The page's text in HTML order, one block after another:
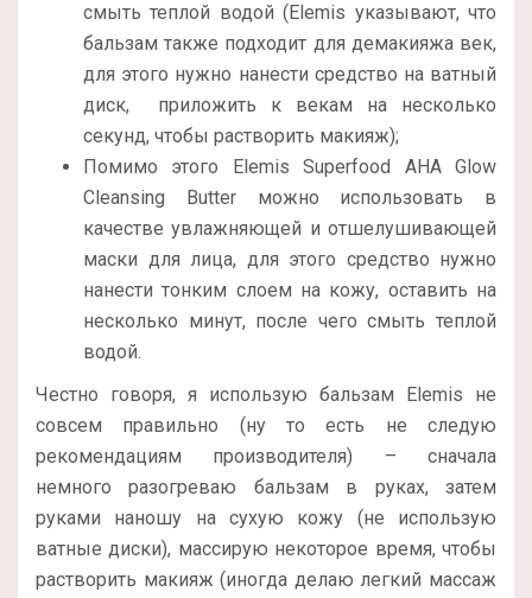
смыть теплой водой (Elemis указывают, что
бальзам также подходит для демакияжа век,
для этого нужно нанести средство на ватный
диск, приложить к векам на несколько
секунд, чтобы растворить макияж);
Помимо этого Elemis Superfood AHA Glow
Cleansing Butter можно использовать в
качестве увлажняющей и отшелушивающей
маски для лица, для этого средство нужно
нанести тонким слоем на кожу, оставить на
несколько минут, после чего смыть теплой
водой.
Честно говоря, я использую бальзам Elemis не
совсем правильно (ну то есть не следую
рекомендациям производителя) – сначала
немного разогреваю бальзам в руках, затем
руками наношу на сухую кожу (не использую
ватные диски), массирую некоторое время, чтобы
растворить макияж (иногда делаю легкий массаж